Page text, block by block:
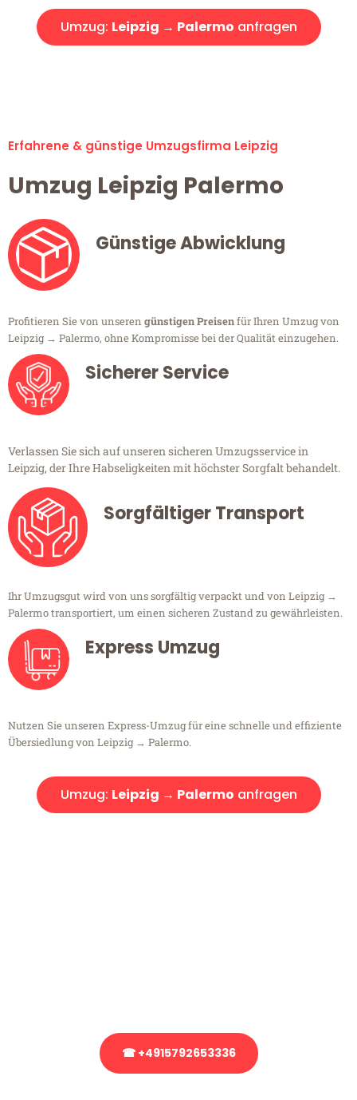
Umzug: Leipzig → Palermo anfragen
Erfahrene & günstige Umzugsfirma Leipzig
Umzug Leipzig Palermo
Günstige Abwicklung
Profitieren Sie von unseren günstigen Preisenfür Ihren Umzug von
Leipzig → Palermo, ohne Kompromisse bei der Qualität einzugehen.
Sicherer Service
Verlassen Sie sich auf unseren sicheren Umzugsservice in
Leipzig, der Ihre Habseligkeiten mit höchster Sorgfalt behandelt.
Sorgfältiger Transport
Ihr Umzugsgut wird von uns sorgfältig verpackt und von Leipzig →
Palermo transportiert, um einen sicheren Zustand zu gewährleisten.
Express Umzug
Nutzen Sie unseren Express-Umzug für eine schnelle und effiziente
Übersiedlung von Leipzig → Palermo.
Umzug: Leipzig → Palermo anfragen
☎ +4915792653336